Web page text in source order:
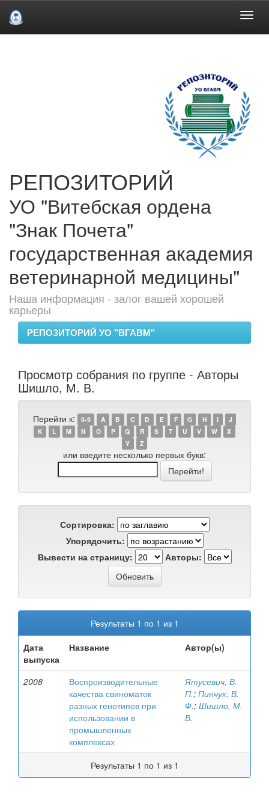
РЕПОЗИТОРИЙ
УО "Витебская ордена
"Знак Почета"
государственная академия
ветеринарной медицины"
Наша информация - залог вашей хорошей
карьеры
РЕПОЗИТОРИЙ УО "ВГАВМ"
Просмотр собрания по группе - Авторы
Шишло, М. В.
Перейти к: 0-9 A B C D E F G H I
J
K
L M N O P Q R S T U V W
X
Y
Z
или введите несколько первых букв:
Сортировка:
Упорядочить:
Вывести на страницу:
Авторы:
Результаты 1 по 1 из 1
Дата
выпуска
Название Автор(ы)
2008
Воспроизводительные
качества свиноматок
разных генотипов при
использовании в
промышленных
комплексах
Ятусевич, В.
П.; Пинчук, В.
Ф.; Шишло, М.
В.
Результаты 1 по 1 из 1